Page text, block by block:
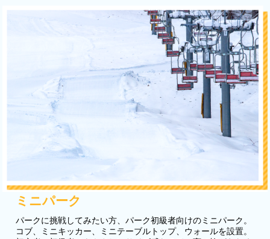
ミニパーク
パークに挑戦してみたい方、パーク初級者向けのミニパーク。
コブ、ミニキッカー、ミニテーブルトップ、ウォールを設置。